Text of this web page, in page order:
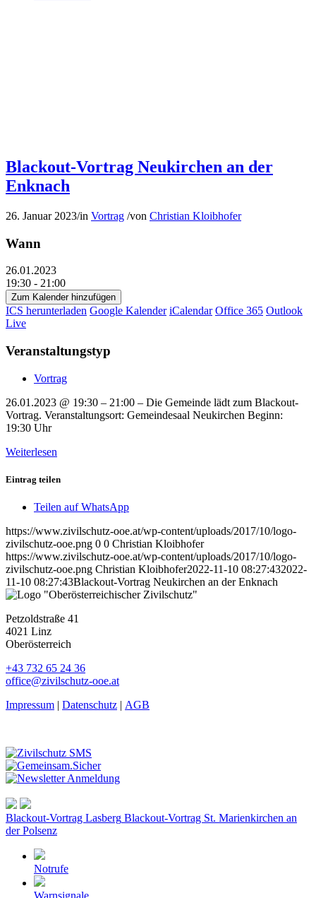
Blackout-Vortrag Neukirchen an der
Enknach
26. Januar 2023/in Vortrag /von Christian Kloibhofer
Wann
26.01.2023
19:30 - 21:00
Zum Kalender hinzufügen
ICS herunterladen Google Kalender iCalendar Office 365 Outlook
Live
Veranstaltungstyp
Vortrag
26.01.2023 @ 19:30 – 21:00 – Die Gemeinde lädt zum Blackout-
Vortrag. Veranstaltungsort: Gemeindesaal Neukirchen Beginn:
19:30 Uhr
Weiterlesen
Eintrag teilen
Teilen auf WhatsApp
https://www.zivilschutz-ooe.at/wp-content/uploads/2017/10/logo-
zivilschutz-ooe.png 0 0 Christian Kloibhofer
https://www.zivilschutz-ooe.at/wp-content/uploads/2017/10/logo-
zivilschutz-ooe.png Christian Kloibhofer2022-11-10 08:27:432022-
11-10 08:27:43Blackout-Vortrag Neukirchen an der Enknach
Petzoldstraße 41
4021 Linz
Oberösterreich
+43 732 65 24 36
office@zivilschutz-ooe.at
Impressum | Datenschutz | AGB
Blackout-Vortrag Lasberg Blackout-Vortrag St. Marienkirchen an
der Polsenz
Notrufe
Warnsignale